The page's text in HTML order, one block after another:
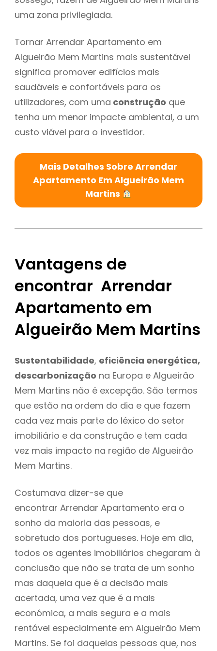
uma zona privilegiada.
Tornar Arrendar Apartamento em
Algueirão Mem Martins mais sustentável
significa promover edifícios mais
saudáveis e confortáveis para os
utilizadores, com uma construção que
tenha um menor impacte ambiental, a um
custo viável para o investidor.
Mais Detalhes Sobre Arrendar
Apartamento Em Algueirão Mem
Martins
Vantagens de
encontrar Arrendar
Apartamento em
Algueirão Mem Martins
Sustentabilidade, eficiência energética,
descarbonização na Europa e Algueirão
Mem Martins não é excepção. São termos
que estão na ordem do dia e que fazem
cada vez mais parte do léxico do setor
imobiliário e da construção e tem cada
vez mais impacto na região de Algueirão
Mem Martins.
Costumava dizer-se que
encontrar Arrendar Apartamento era o
sonho da maioria das pessoas, e
sobretudo dos portugueses. Hoje em dia,
todos os agentes imobiliários chegaram à
conclusão que não se trata de um sonho
mas daquela que é a decisão mais
acertada, uma vez que é a mais
económica, a mais segura e a mais
rentável especialmente em Algueirão Mem
Martins. Se foi daquelas pessoas que, nos